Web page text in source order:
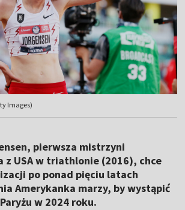
Images)
pierwsza mistrzyni
z USA w triathlonie (2016), chce
po ponad pięciu latach
Amerykanka marzy, by wystąpić
w 2024 roku.